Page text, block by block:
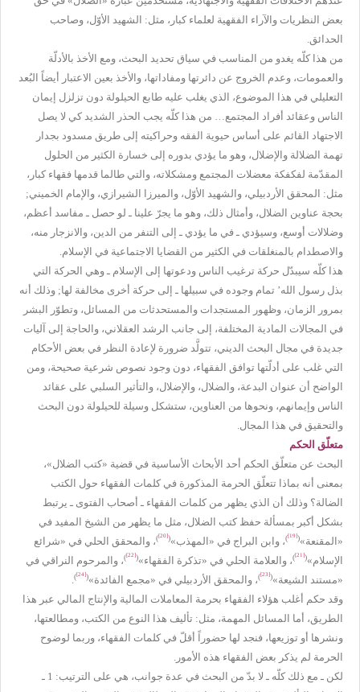
بعض النظريات والآراء الفقهية لعلماء كبار، مثل: الشهيد الأوّل، وصاحب
الحدائق.
من هذا كلّه يغدو من المناسب في سياق تحديد البحث، ومع الأخذ بالأدلّة
والعمومات، وعدم الخروج عن دائرتها ومفاداتها، والأخذ بعين الاعتبار أيضاً البُعد
التعليلي في هذا الموضوع، الذي يغلب عليه طابع الحيلولة دون تزلزل إيمان
الناس وعقائد أفراد المجتمع… من هذا كلّه يجب الحذر الشديد كي لا يصل
الاجتهاد القائم على أساس حيوية الفقه وحراكيته إلى طريق مسدود بجدار
تهمة الضلالة والإضلال، وهو ما يؤدي بدوره إلى خسارة الكثير من الحلول
المقدّمة لفكفكة معضلات المجتمع ومشكلاته، والتي طالما قدمها فقهاء كبار،
مثل: المحقق الأردبيلي، والشهيد الأوّل، والميرزا الشيرازي، والإمام الخميني;
بحجة عناوين الضلال، وأمثال ذلك، وهو ما يجرّ علينا ـ لو حصل ـ مفاسد أعظم،
وضلالات أوسع، وسيؤدي ـ في ما يؤدي ـ إلى التنفر من الدين، والانزجار منه،
والاصطدام بالمنغلقات في الكثير من القضايا الاجتماعية في الإسلام.
هذا كلّه سيبدّل حركة ترغيب الناس ودعوتها إلى الإسلام ـ وهي الحركة التي
بذل رسول الله’ تمام وجوده في سبيلها ـ إلى حركة أخرى مخالفة لها; وذلك أنه
بمرور الزمان، وظهور المستجدات والمستحدثات من المسائل، وتطوّر البشر
في المجالات المادية المختلفة، إلى جانب الرشد العقلاني، والحاجة إلى آليات
جديدة في مجال البحث الديني، تتولَّد ضرورة لإعادة النظر في بعض الأحكام
التي غلب على أدلّتها توافق الفقهاء، دون وجود نصوص شرعية صحيحة، ومن
الواضح أن عنوان البدعة، والضلال، والإضلال، والتأثير السلبي على عقائد
الناس وإيمانهم، ونحوها من العناوين، ستشكل وسيلة للحيلولة دون البحث
والتحقيق في هذا المجال.
متعلّق الحكم
البحث عن متعلّق الحكم أحد الأبحاث الأساسية في قضية «كتب الضلال»،
بمعنى أنه بماذا تتعلّق الحرمة المذكورة في كلمات الفقهاء حول الكتب
الضالة؟ وذلك أن الذي يظهر من كلمات الفقهاء ـ أصحاب الفتوى ـ يرتبط
بشكل أكبر بمسألة حفظ كتب الضلال، مثل ما يظهر من الشيخ المفيد في
«المقنعة»(
[19]
)، وابن البراج في «المهذب»(
[20]
)، والمحقق الحلي في «شرائع
الإسلام»(
[21]
)، والعلامة الحلي في «تذكرة الفقهاء»(
[22]
)، والمرحوم النراقي في
«مستند الشيعة»(
[23]
)، والمحقق الأردبيلي في «مجمع الفائدة»(
[24]
)
وقد حكم أغلب هؤلاء الفقهاء بحرمة المعاملات المالية والإنتاج المالي عبر هذا
الطريق، أما المسائل المهمة، مثل: تأليف هذا النوع من الكتب، ومطالعتها،
ونشرها أو توزيعها، فنجد لها حضوراً أقلّ في كلمات الفقهاء، وربما لوضوح
الحرمة لم يذكر بعض الفقهاء هذه الأمور.